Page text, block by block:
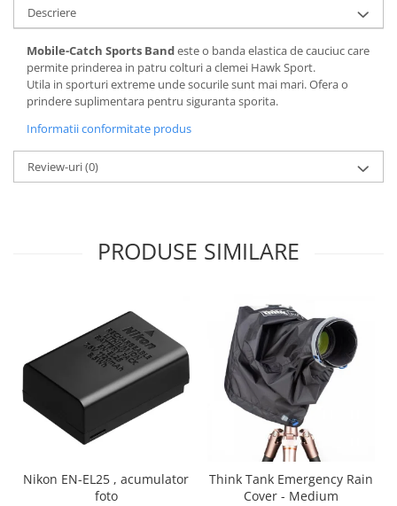
Bracket-uri si suporti
Huse protectie blitz extern
Huse protectie filtre gel
Accesorii Aparate Digitale
Carduri memorie, Cititoare
Carduri memorie
Cititoare carduri
Acumulatori si baterii
Acumulatori Foto
Acumulatori AA/AAA (R6/R3)) si
incarcatoare
Baterii
Incarcatoare acumulatori Foto-
Huse protectie acumulatori foto
Descriere
Mobile-Catch Sports Bandeste o banda elastica de cauciuc care
permite prinderea in patru colturi a clemei Hawk Sport.
Utila in sporturi extreme unde socurile sunt mai mari. Ofera o
prindere suplimentara pentru siguranta sporita.
Informatii conformitate produs
Review-uri(0)
PRODUSE SIMILARE
Nikon EN-EL25 , acumulator
foto
Think Tank Emergency Rain
Cover - Medium